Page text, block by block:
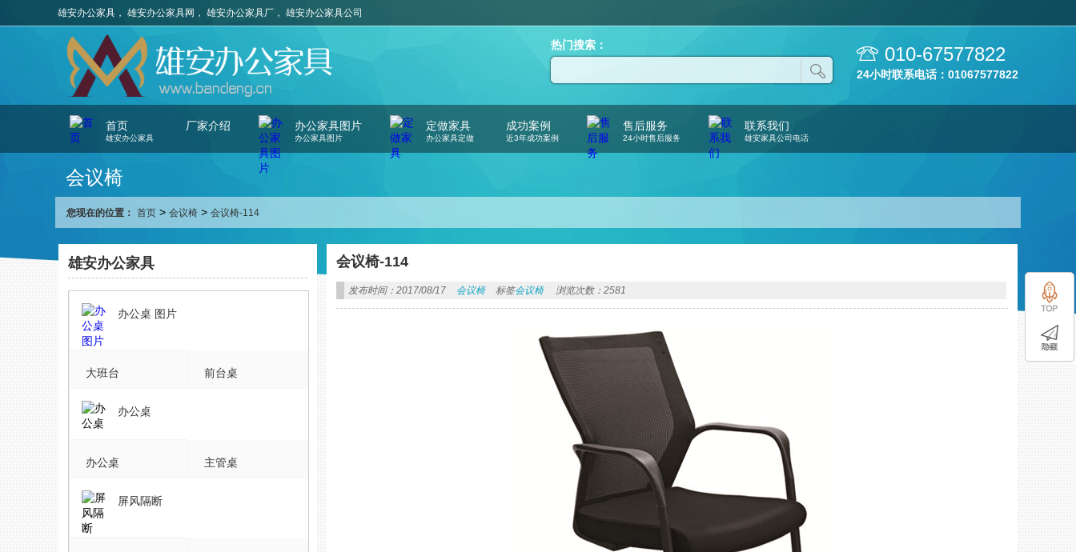
雄安办公家具， 雄安办公家具网， 雄安办公家具厂， 雄安办公家具公司
010-67577822
24小时联系电话：01067577822
热门搜索：
首页
雄安办公家具
厂家介绍 办公家具图片
办公家具图片
定做家具
办公家具定做
成功案例
近3年成功案例
售后服务
24小时售后服务
联系我们
雄安家具公司电话
会议椅
您现在的位置： 首页> 会议椅> 会议椅-114
雄安办公家具
办公桌 图片
大班台 前台桌
办公桌
办公桌 主管桌
屏风隔断
会议椅-114
发布时间：2017/08/17 会议椅 标签会议椅 浏览次数：2581